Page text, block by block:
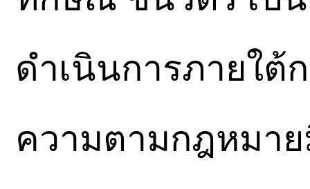
ดำเนินการภายใต้
ความตามกฎหมาย